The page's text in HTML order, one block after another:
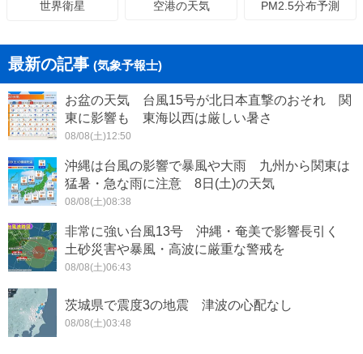
世界衛星 空港の天気 PM2.5分布予測
最新の記事 (気象予報士)
お盆の天気 台風15号が北日本直撃のおそれ 関
東に影響も 東海以西は厳しい暑さ
08/08(土)12:50
沖縄は台風の影響で暴風や大雨 九州から関東は
猛暑・急な雨に注意 8日(土)の天気
08/08(土)08:38
非常に強い台風13号 沖縄・奄美で影響長引く
土砂災害や暴風・高波に厳重な警戒を
08/08(土)06:43
茨城県で震度3の地震 津波の心配なし
08/08(土)03:48